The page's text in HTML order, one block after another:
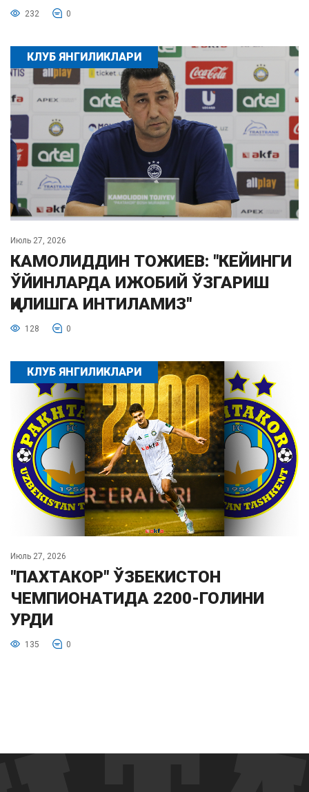
232 0
КЛУБ ЯНГИЛИКЛАРИ
Июль 27, 2026
КАМОЛИДДИН ТОЖИЕВ: "КЕЙИНГИ
ЎЙИНЛАРДА ИЖОБИЙ ЎЗГАРИШ
ҚИЛИШГА ИНТИЛАМИЗ"
128 0
КЛУБ ЯНГИЛИКЛАРИ
Июль 27, 2026
"ПАХТАКОР" ЎЗБЕКИСТОН
ЧЕМПИОНАТИДА 2200-ГОЛИНИ
УРДИ
135 0